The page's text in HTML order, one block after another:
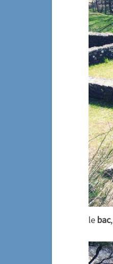
le bac